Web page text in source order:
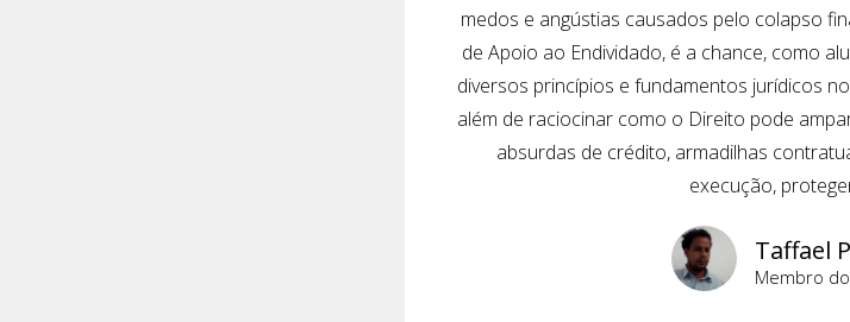
medos e angústias causados pelo colapso
de Apoio ao Endividado, é a chance, como
diversos princípios e fundamentos jurídicos
além de raciocinar como o Direito pode
absurdas de crédito, armadilhas
execução,
Taffael
Membro